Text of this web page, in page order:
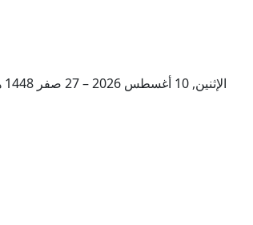
الإثنين, 10 أغسطس 2026 – 27 صفر 1448 هـ